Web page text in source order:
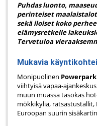
Puhdas luonto,
perinteiset
sekä iloiset koko
elämysretkelle
Tervetuloa
Mukavia
Monipuolinen
viihtyisä vapaa-
muun muassa tasokas
mökkikyliä, ratsastustallit,
Euroopan suurin